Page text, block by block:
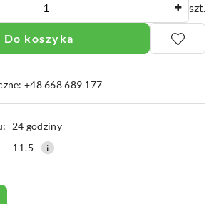
szt.
Do koszyka
+48 668 689 177
24 godziny
11.5